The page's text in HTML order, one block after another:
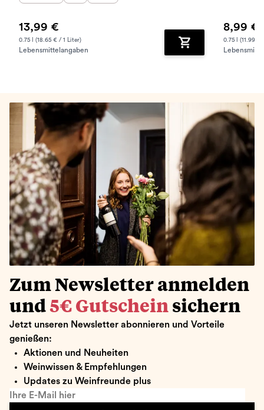
13,99 €
0.75 l (18.65 € / 1 Liter)
Lebensmittelangaben Zum Warenkorb
8,99 €
0.75 l (11.99 €
Zum Newsletter anmelden
und 5€ Gutschein sichern
Jetzt unseren Newsletter abonnieren und Vorteile
genießen:
Aktionen und Neuheiten
Weinwissen & Empfehlungen
Updates zu Weinfreunde plus
Ihre E-Mail hier